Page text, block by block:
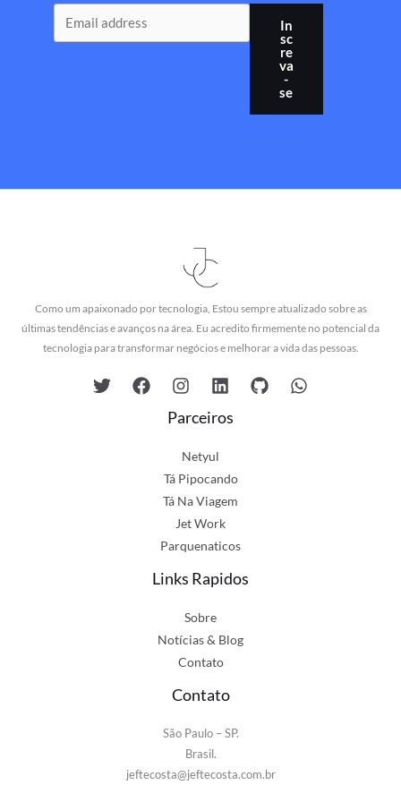
In
sc
re
va
-
se
Como um apaixonado por tecnologia, Estou sempre atualizado sobre as
últimas tendências e avanços na área. Eu acredito firmemente no potencial da
tecnologia para transformar negócios e melhorar a vida das pessoas.
Parceiros
Netyul
Tá Pipocando
Tá Na Viagem
Jet Work
Parquenaticos
Links Rapidos
Sobre
Notícias & Blog
Contato
Contato
São Paulo – SP.
Brasil.
jeftecosta@jeftecosta.com.br